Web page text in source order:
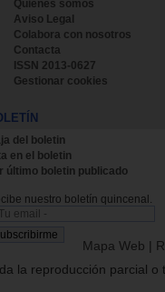
Quienes somos
Aviso Legal
Colabora con nosotros
Contacta
ISSN 2013-0627
Gestionar cookies
del boletin
en el boletin
último boletin publicado
nuestro boletín quincenal.
Mapa Web |
la reproducción parcial o